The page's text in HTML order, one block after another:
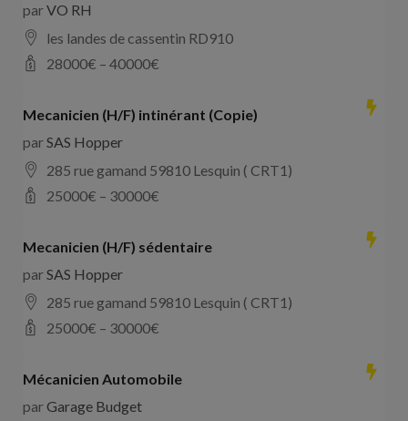
parVO RH
les landes de cassentin RD910
28000€ – 40000€
Mecanicien (H/F) intinérant (Copie)
parSAS Hopper
285 rue gamand 59810 Lesquin ( CRT1)
25000€ – 30000€
Mecanicien (H/F) sédentaire
parSAS Hopper
285 rue gamand 59810 Lesquin ( CRT1)
25000€ – 30000€
Mécanicien Automobile
parGarage Budget